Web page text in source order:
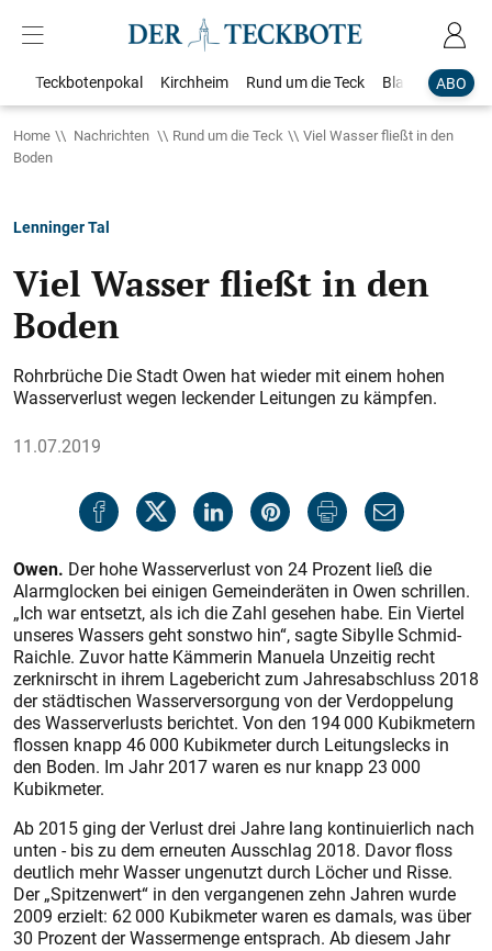
ABO
Teckbotenpokal Kirchheim Rund um die Teck Blaulicht
Home Nachrichten Rund um die Teck
Viel Wasser fließt in den
Boden
Lenninger Tal
Viel Wasser fließt in den
Boden
Rohrbrüche Die Stadt Owen hat wieder mit einem hohen
Wasserverlust wegen leckender Leitungen zu kämpfen.
11.07.2019
Owen. Der hohe Wasserverlust von 24 Prozent ließ die
Alarmglocken bei einigen Gemeinderäten in Owen schrillen.
„Ich war entsetzt, als ich die Zahl gesehen habe. Ein Viertel
unseres Wassers geht sonstwo hin“, sagte Sibylle Schmid-
Raichle. Zuvor hatte Kämmerin Manuela Unzeitig recht
zerknirscht in ihrem Lagebericht zum Jahresabschluss 2018
der städtischen Wasserversorgung von der Verdoppelung
des Wasserverlusts berichtet. Von den 194 000 Kubikmetern
flossen knapp 46 000 Kubikmeter durch Leitungslecks in
den Boden. Im Jahr 2017 waren es nur knapp 23 000
Kubikmeter.
Ab 2015 ging der Verlust drei Jahre lang kontinuierlich nach
unten - bis zu dem erneuten Ausschlag 2018. Davor floss
deutlich mehr Wasser ungenutzt durch Löcher und Risse.
Der „Spitzenwert“ in den vergangenen zehn Jahren wurde
2009 erzielt: 62 000 Kubikmeter waren es damals, was über
30 Prozent der Wassermenge entsprach. Ab diesem Jahr